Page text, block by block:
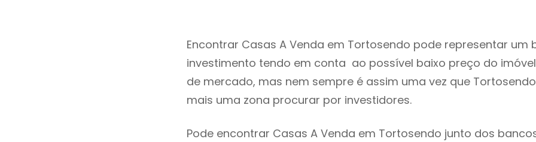
Encontrar Casas A Venda em Tortosendo pode representar um
investimento tendo em conta ao possível baixo preço do
de mercado, mas nem sempre é assim uma vez que
mais uma zona procurar por investidores.
Pode encontrar Casas A Venda em Tortosendo junto dos